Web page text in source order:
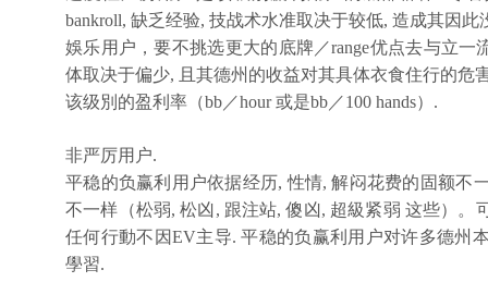
bankroll, 缺乏经验, 技战术水准取决于较低, 造成其因
娛乐用户，要不挑选更大的底牌／range优点去与立
体取决于偏少, 且其德州的收益对其具体衣食住行的危
该级別的盈利率（bb／hour 或是bb／100 hands）.
非严厉用户.
平稳的负赢利用户依据经历, 性情, 解闷花费的固额不
不一样（松弱, 松凶, 跟注站, 傻凶, 超級紧弱 这些）
任何行動不因EV主导. 平稳的负赢利用户对许多德州
學習.